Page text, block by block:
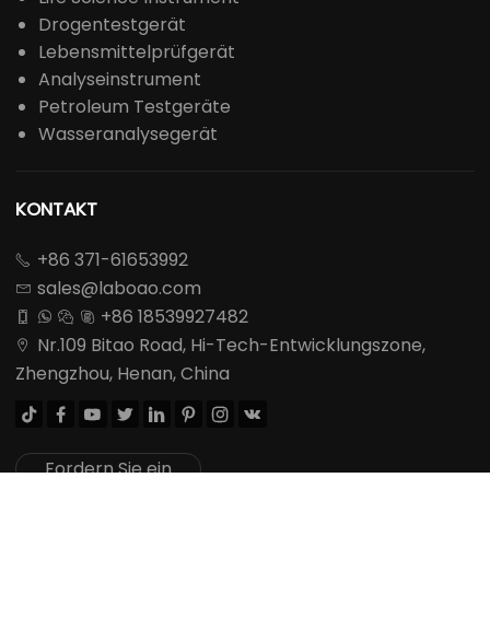
Drogentestgerät
Lebensmittelprüfgerät
Analyseinstrument
Petroleum Testgeräte
Wasseranalysegerät
KONTAKT
 +86 371-61653992
 sales@laboao.com
    +86 18539927482

Nr.109 Bitao Road, Hi-Tech-Entwicklungszone,
Zhengzhou, Henan, China
       
Fordern Sie ein